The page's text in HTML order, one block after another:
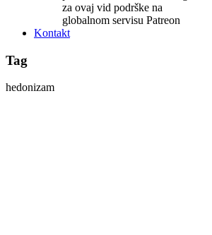
za ovaj vid podrške na
globalnom servisu Patreon
Kontakt
Tag
hedonizam